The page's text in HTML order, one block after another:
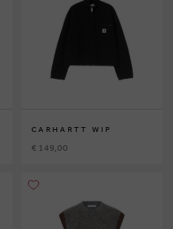
CARHARTT WIP
€ 149,00